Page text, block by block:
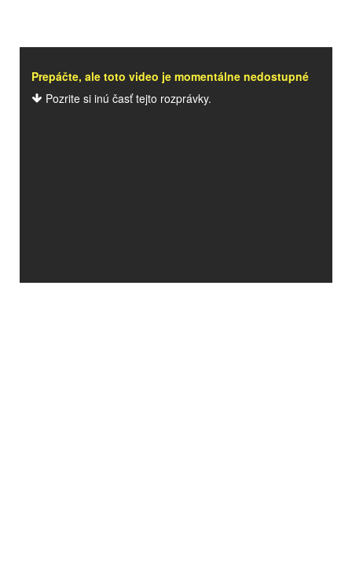
Prepáčte, ale toto video je momentálne nedostupné
Pozrite si inú časť tejto rozprávky.